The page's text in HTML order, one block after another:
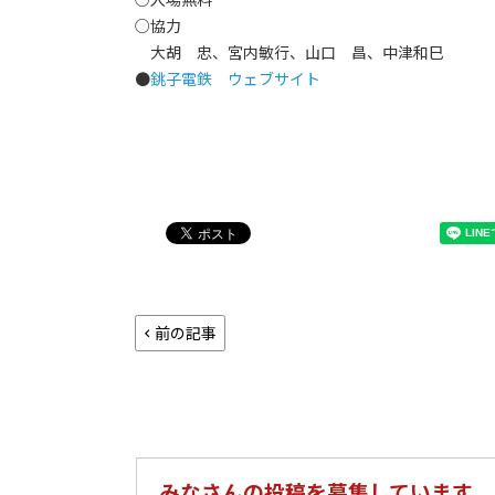
○協力
大胡 忠、宮内敏行、山口 昌、中津和巳
●銚子電鉄 ウェブサイト
前の記事